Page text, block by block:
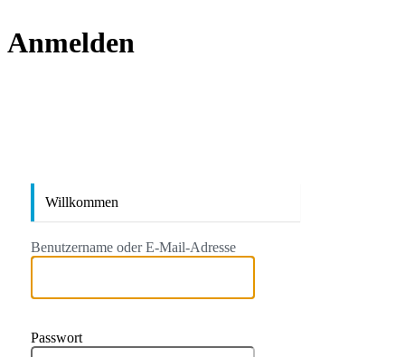
Anmelden
Willkommen
Benutzername oder E-Mail-Adresse
Passwort